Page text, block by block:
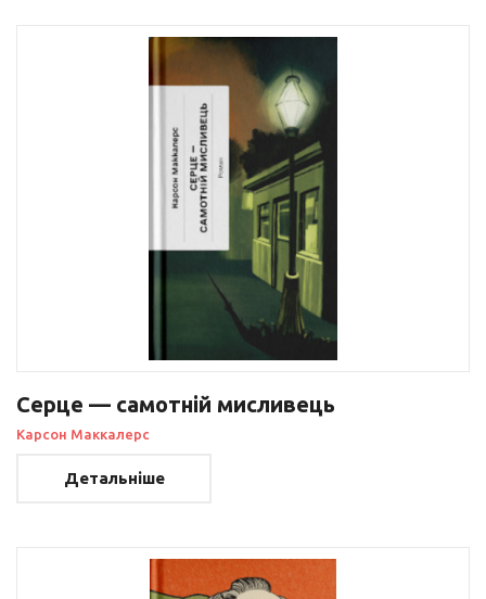
Серце — самотній мисливець
Карсон Маккалерс
Детальніше